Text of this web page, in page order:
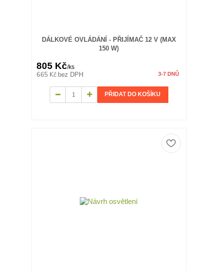
DÁLKOVÉ OVLÁDÁNÍ - PŘIJÍMAČ 12 V (MAX
150 W)
805 Kč/ks
665 Kč bez DPH 3-7 DNŮ
PŘIDAT DO KOŠÍKU